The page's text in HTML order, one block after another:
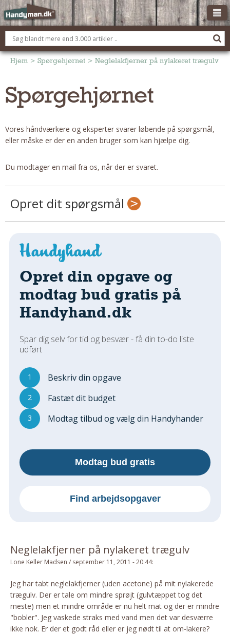
OM HANDYMAN.DK
FÅ 3 TILBUD
BOLIG KØBERÅDGIVNING
Montage Og Nybyg
Reparation Og Vedligehold
Om Materialer
Om Værktøj
Udskiftning Og Montage
Om Materialer
Tips Og Tests
VVS
Montage Og Udskiftning
Reparation Og Vedligehold
Varme Og Energi
Andet
MALER
Indendørs
Udendørs
Kan Det Males?
MURER
Reparationer
Om Materialer
HANDYMAN
Tips Og Tricks
Kemi
Andet
Båd
GARTNER
Hjem > Spørgehjørnet > Neglelakfjerner på nylakeret trægulv
Spørgehjørnet
Vores håndværkere og eksperter svarer løbende på spørgsmål,
eller måske er der en anden bruger som kan hjælpe dig.
Du modtager en mail fra os, når der er svaret.
Opret dit spørgsmål
Opret din opgave og
modtag bud gratis på
Handyhand.dk
Spar dig selv for tid og besvær - få din to-do liste
udført
1 Beskriv din opgave
2 Fastæt dit budget
3 Modtag tilbud og vælg din Handyhander
Modtag bud gratis
Find arbejdsopgaver
Neglelakfjerner på nylakeret trægulv
Lone Keller Madsen / september 11, 2011 - 20:44:
Jeg har tabt neglelakfjerner (uden acetone) på mit nylakerede
trægulv. Der er tale om mindre sprøjt (gulvtæppet tog det
meste) men et mindre område er nu helt mat og der er mindre
"bobler". Jeg vaskede straks med vand men det var desværre
ikke nok. Er der et godt råd eller er jeg nødt til at om-lakere?